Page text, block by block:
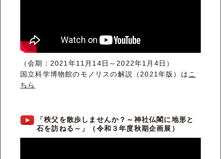
（会期：2021年11月14日～2022年1月4日）
国立科学博物館のモノリスの解説（2021年版）は こ
ちら
「秩父を散歩しませんか？～神社仏閣に地形と
石を訪ねる～」（令和３年度秋期企画展）